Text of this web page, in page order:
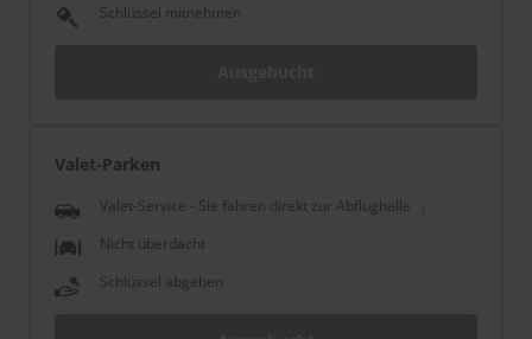
Schlüssel mitnehmen
Valet-Parken
Valet-Service - Sie fahren direkt zur Abflughalle
Nicht überdacht
Schlüssel abgeben